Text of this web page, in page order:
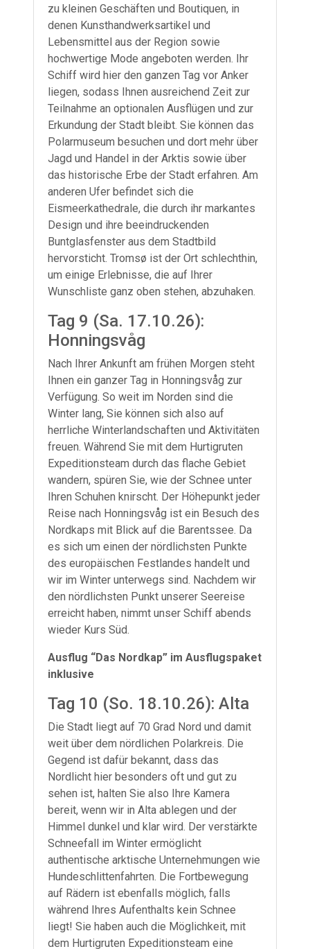
zu kleinen Geschäften und Boutiquen, in
denen Kunsthandwerksartikel und
Lebensmittel aus der Region sowie
hochwertige Mode angeboten werden. Ihr
Schiff wird hier den ganzen Tag vor Anker
liegen, sodass Ihnen ausreichend Zeit zur
Teilnahme an optionalen Ausflügen und zur
Erkundung der Stadt bleibt. Sie können das
Polarmuseum besuchen und dort mehr über
Jagd und Handel in der Arktis sowie über
das historische Erbe der Stadt erfahren. Am
anderen Ufer befindet sich die
Eismeerkathedrale, die durch ihr markantes
Design und ihre beeindruckenden
Buntglasfenster aus dem Stadtbild
hervorsticht. Tromsø ist der Ort schlechthin,
um einige Erlebnisse, die auf Ihrer
Wunschliste ganz oben stehen, abzuhaken.
Tag 9 (Sa. 17.10.26):
Honningsvåg
Nach Ihrer Ankunft am frühen Morgen steht
Ihnen ein ganzer Tag in Honningsvåg zur
Verfügung. So weit im Norden sind die
Winter lang, Sie können sich also auf
herrliche Winterlandschaften und Aktivitäten
freuen. Während Sie mit dem Hurtigruten
Expeditionsteam durch das flache Gebiet
wandern, spüren Sie, wie der Schnee unter
Ihren Schuhen knirscht. Der Höhepunkt jeder
Reise nach Honningsvåg ist ein Besuch des
Nordkaps mit Blick auf die Barentssee. Da
es sich um einen der nördlichsten Punkte
des europäischen Festlandes handelt und
wir im Winter unterwegs sind. Nachdem wir
den nördlichsten Punkt unserer Seereise
erreicht haben, nimmt unser Schiff abends
wieder Kurs Süd.
Ausflug “Das Nordkap” im Ausflugspaket
inklusive
Tag 10 (So. 18.10.26): Alta
Die Stadt liegt auf 70 Grad Nord und damit
weit über dem nördlichen Polarkreis. Die
Gegend ist dafür bekannt, dass das
Nordlicht hier besonders oft und gut zu
sehen ist, halten Sie also Ihre Kamera
bereit, wenn wir in Alta ablegen und der
Himmel dunkel und klar wird. Der verstärkte
Schneefall im Winter ermöglicht
authentische arktische Unternehmungen wie
Hundeschlittenfahrten. Die Fortbewegung
auf Rädern ist ebenfalls möglich, falls
während Ihres Aufenthalts kein Schnee
liegt! Sie haben auch die Möglichkeit, mit
dem Hurtigruten Expeditionsteam eine